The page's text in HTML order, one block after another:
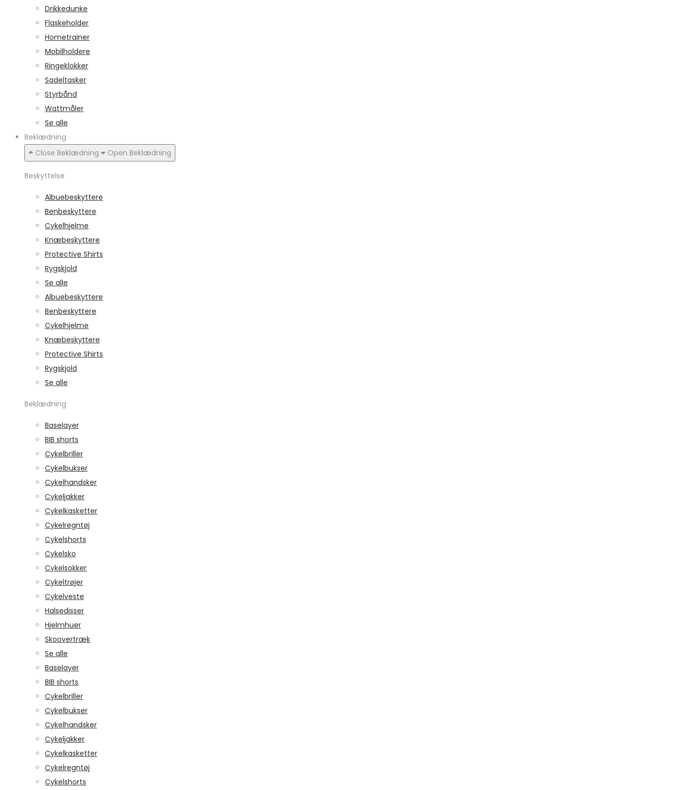
Drikkedunke
Flaskeholder
Hometrainer
Mobilholdere
Ringeklokker
Sadeltasker
Styrbånd
Wattmåler
Se alle
Beklædning
Close Beklædning
Open Beklædning
Beskyttelse
Albuebeskyttere
Benbeskyttere
Cykelhjelme
Knæbeskyttere
Protective Shirts
Rygskjold
Se alle
Albuebeskyttere
Benbeskyttere
Cykelhjelme
Knæbeskyttere
Protective Shirts
Rygskjold
Se alle
Beklædning
Baselayer
BIB shorts
Cykelbriller
Cykelbukser
Cykelhandsker
Cykeljakker
Cykelkasketter
Cykelregntøj
Cykelshorts
Cykelsko
Cykelsokker
Cykeltrøjer
Cykelveste
Halsedisser
Hjelmhuer
Skoovertræk
Se alle
Baselayer
BIB shorts
Cykelbriller
Cykelbukser
Cykelhandsker
Cykeljakker
Cykelkasketter
Cykelregntøj
Cykelshorts